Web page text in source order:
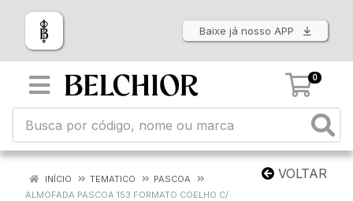
Baixe já nosso APP
0
VOLTAR
INÍCIO TEMATICO
PASCOA
ALMOFADA PASCOA 153 FORMATO COELHO C/